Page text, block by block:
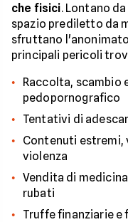
che fisici. Lontano
spazio prediletto da
sfruttano
principali pericoli
Raccolta, scambio
pedopornografico
Tentativi di
Contenuti estremi,
violenza
Vendita di
rubati
Truffe finanziarie e